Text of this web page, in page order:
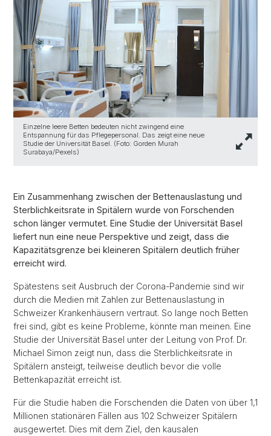
Einzelne leere Betten bedeuten nicht zwingend eine
Entspannung für das Pflegepersonal. Das zeigt eine neue
Studie der Universität Basel. (Foto: Gorden Murah
Surabaya/Pexels)
Ein Zusammenhang zwischen der Bettenauslastung und
Sterblichkeitsrate in Spitälern wurde von Forschenden
schon länger vermutet. Eine Studie der Universität Basel
liefert nun eine neue Perspektive und zeigt, dass die
Kapazitätsgrenze bei kleineren Spitälern deutlich früher
erreicht wird.
Spätestens seit Ausbruch der Corona-Pandemie sind wir
durch die Medien mit Zahlen zur Bettenauslastung in
Schweizer Krankenhäusern vertraut. So lange noch Betten
frei sind, gibt es keine Probleme, könnte man meinen. Eine
Studie der Universität Basel unter der Leitung von Prof. Dr.
Michael Simon zeigt nun, dass die Sterblichkeitsrate in
Spitälern ansteigt, teilweise deutlich bevor die volle
Bettenkapazität erreicht ist.
Für die Studie haben die Forschenden die Daten von über 1,1
Millionen stationären Fällen aus 102 Schweizer Spitälern
ausgewertet. Dies mit dem Ziel, den kausalen